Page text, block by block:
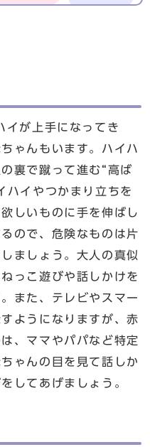
が上手になってき
ゃんもいます。ハイハ
裏で蹴って進む“高ば
ハイやつかまり立ちを
しいものに手を伸ばし
ので、危険なものは片
ましょう。大人の真似
っこ遊びや話しかけを
また、テレビやスマー
ようになりますが、赤
、ママやパパなど特定
ゃんの目を見て話しか
してあげましょう。